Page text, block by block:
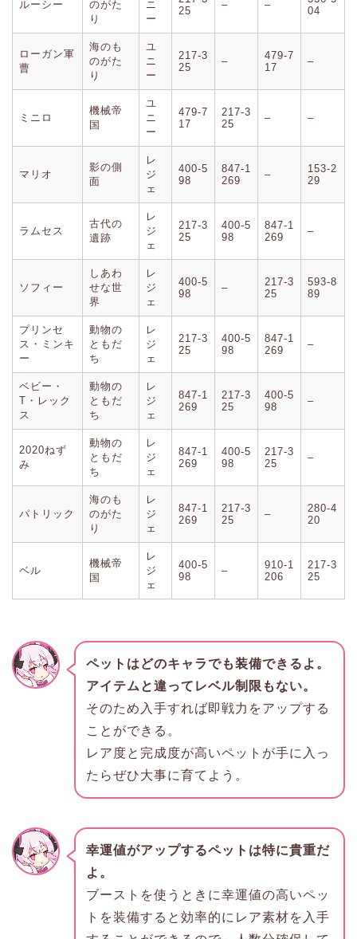
ルーシー
のがた
り
ニ
ー
25
– –
04
ローガン軍
曹
海のも
のがた
り
ユ
ニ
ー
217-3
25
–
479-7
17
–
ミニロ
機械帝
国
ユ
ニ
ー
479-7
17
217-3
25
– –
マリオ
影の側
面
レ
ジ
ェ
400-5
98
847-1
269
–
153-2
29
ラムセス
古代の
遺跡
レ
ジ
ェ
217-3
25
400-5
98
847-1
269
–
ソフィー
しあわ
せな世
界
レ
ジ
ェ
400-5
98
–
217-3
25
593-8
89
プリンセ
ス・ミンキ
ー
動物の
ともだ
ち
レ
ジ
ェ
217-3
25
400-5
98
847-1
269
–
ベビー・
T・レック
ス
動物の
ともだ
ち
レ
ジ
ェ
847-1
269
217-3
25
400-5
98
–
2020ねず
み
動物の
ともだ
ち
レ
ジ
ェ
847-1
269
400-5
98
217-3
25
–
パトリック
海のも
のがた
り
レ
ジ
ェ
847-1
269
217-3
25
–
280-4
20
ベル
機械帝
国
レ
ジ
ェ
400-5
98
–
910-1
206
217-3
25
ペットはどのキャラでも装備できるよ。
アイテムと違ってレベル制限もない。
そのため入手すれば即戦力をアップする
ことができる。
レア度と完成度が高いペットが手に入っ
たらぜひ大事に育てよう。
幸運値がアップするペットは特に貴重だ
よ。
ブーストを使うときに幸運値の高いペッ
トを装備すると効率的にレア素材を入手